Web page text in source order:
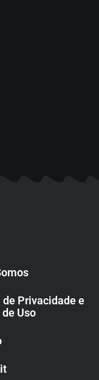
Privacidade e
Uso